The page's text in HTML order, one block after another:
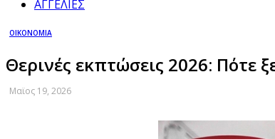
ΑΓΓΕΛΙΕΣ
ΟΙΚΟΝΟΜΙΑ
Θερινές εκπτώσεις 2026: Πότε
Μαϊος 19, 2026